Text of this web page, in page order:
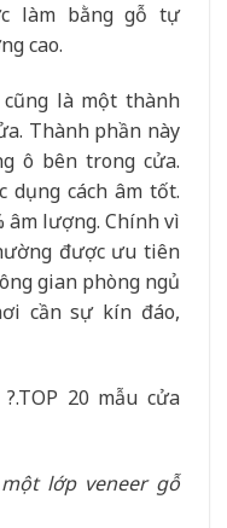
làm bằng gỗ tự
cao.
là một thành
Thành phần này
ô bên trong cửa.
dụng cách âm tốt.
âm lượng. Chính vì
được ưu tiên
gian phòng ngủ
cần sự kín đáo,
lớp veneer gỗ